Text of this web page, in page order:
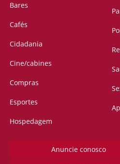
Bares
Cafés
Cidadania
Cine/cabines
Compras
Esportes
Hospedagem
Anuncie conosco